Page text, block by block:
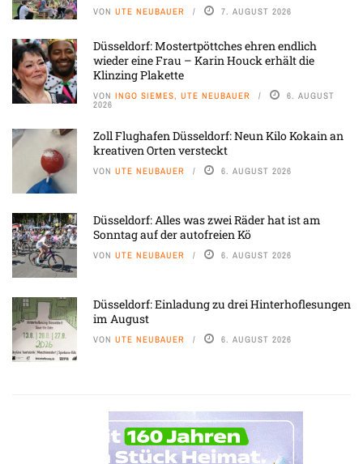
VON UTE NEUBAUER 7. AUGUST 2026
Düsseldorf: Mostertpöttches ehren endlich
wieder eine Frau – Karin Houck erhält die
Klinzing Plakette
VON INGO SIEMES, UTE NEUBAUER 6. AUGUST
2026
Zoll Flughafen Düsseldorf: Neun Kilo Kokain an
kreativen Orten versteckt
VON UTE NEUBAUER 6. AUGUST 2026
Düsseldorf: Alles was zwei Räder hat ist am
Sonntag auf der autofreien Kö
VON UTE NEUBAUER 6. AUGUST 2026
Düsseldorf: Einladung zu drei Hinterhoflesungen
im August
VON UTE NEUBAUER 6. AUGUST 2026